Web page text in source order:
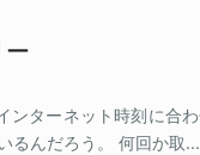
ー
ンターネット時刻に合
るんだろう。 何回か取...